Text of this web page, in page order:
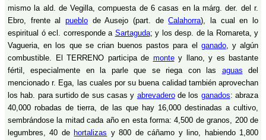
mismo la ald. de Vegilla, compuesta de 6 casas en la márg. der. del r.
Ebro, frente al pueblo de Ausejo (part. deCalahorra), la cual en lo
espiritual ó ecl. corresponde a Sartaguda; y los desp. de la Romareta, y
Vagueria, en los que se crian buenos pastos para el ganado, y algún
combustible. El TERRENO participa de montey llano, y es bastante
fértil, especialmente en la parle que se riega con las aguas del
mencionado r. Ega, las cuales por su buena calidad también aprovechan
los hab. para surtido de sus casas y abrevaderode los ganados: abraza
40,000 robadas de tierra, de las que hay 16,000 destinadas a cultivo,
sembrándose la mitad cada año en esta forma: 4,500 de granos, 200 de
legumbres, 40 de hortalizas y 800 de cáñamo y lino, habiendo 1,800